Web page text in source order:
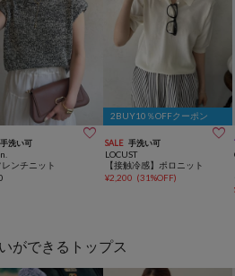
手洗い可 
ンチニット
2BUY10％OFFクーポン
SALE 手洗い可 
LOCUST
【接触冷感】ポロニット
¥2,200 (31%OFF)
ができるトップス